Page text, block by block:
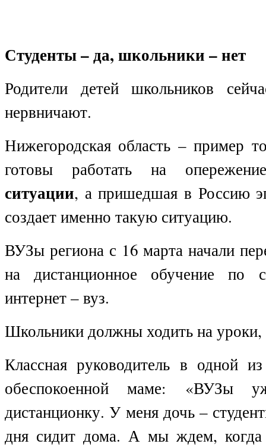
Студенты – да, школьники – нет
Родители детей школьников
нервничают.
Нижегородская область – пример
готовы работать на
ситуации, а пришедшая в Россию
создает именно такую ситуацию.
ВУЗы региона с 16 марта начали
на дистанционное обучение по
интернет – вуз.
Школьники должны ходить на уроки,
Классная руководитель в одной
обеспокоенной маме: «ВУЗы
дистанционку. У меня дочь –
дня сидит дома. А мы ждем, когда